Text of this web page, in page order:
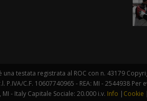
una testata registrata al ROC con n. 43179
P.IVA/C.F. 10607740965 - REA: MI - 2544938
- Italy Capitale Sociale: 20.000 i.v. Info | Cookie